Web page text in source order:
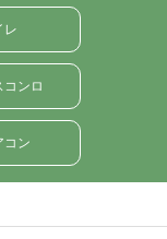
レ
コンロ
コン